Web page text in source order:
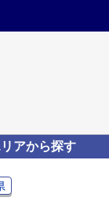
アから探す